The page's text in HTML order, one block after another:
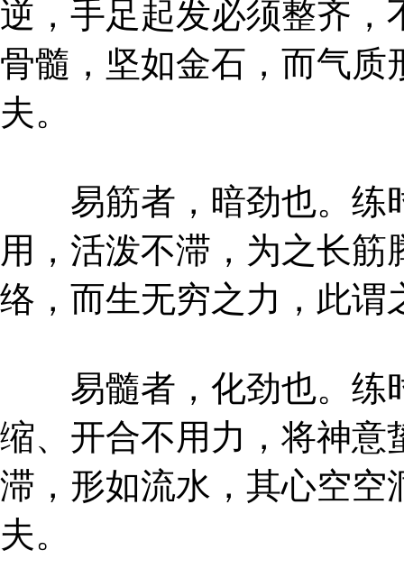
逆，手足起发必须整齐，
骨髓，坚如金石，而气质
夫。
易筋者，暗劲也。练
用，活泼不滞，为之长
络，而生无穷之力，此谓
易髓者，化劲也。练
缩、开合不用力，将神意
滞，形如流水，其心空空
夫。